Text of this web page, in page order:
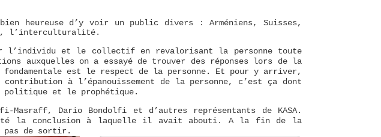
heureuse d’y voir un public divers : Arméniens, Suisses,
l’interculturalité.
l’individu et le collectif en revalorisant la personne toute
auxquelles on a essayé de trouver des réponses lors de la
est le respect de la personne. Et pour y arriver,
à l’épanouissement de la personne, c’est ça dont
politique et le prophétique.
Dario Bondolfi et d’autres représentants de KASA.
la conclusion à laquelle il avait abouti. A la fin de la
pas de sortir.